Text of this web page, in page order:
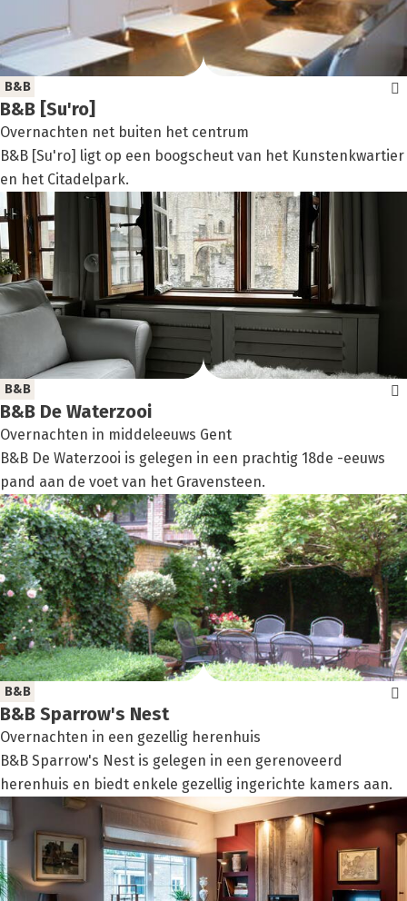
B&B [Su'ro]
Overnachten net buiten het centrum
B&B
B&B [Su'ro] ligt op een boogscheut van het Kunstenkwartier
en het Citadelpark.
B&B De Water­zooi
Overnachten in middeleeuws Gent
B&B
B&B De Waterzooi is gelegen in een prachtig 18de -eeuws
pand aan de voet van het Gravensteen.
B&B Sparrow's Nest
Overnachten in een gezellig herenhuis
B&B
B&B Sparrow's Nest is gelegen in een gerenoveerd
herenhuis en biedt enkele gezellig ingerichte kamers aan.